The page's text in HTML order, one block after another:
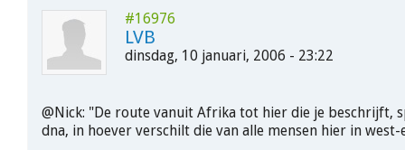
#16976
LVB
dinsdag, 10 januari, 2006 - 23:22
@Nick: "De route vanuit Afrika tot hier die je beschrijft,
dna, in hoever verschilt die van alle mensen hier in west-